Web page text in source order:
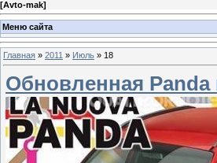
[Avto-mak]
Меню сайта
Главная » 2011 » Июль » 18
Обновленная Panda